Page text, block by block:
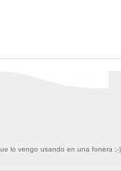
lo vengo usando en una fonera ;-)